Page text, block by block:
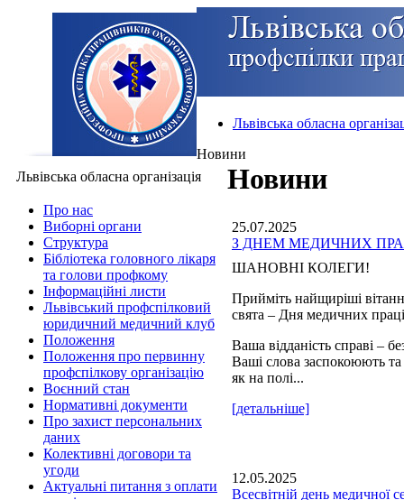
Львівська обласна
Новини
Львівська обласна організація
Про нас
Виборні органи
Структура
Бібліотека головного лікаря
та голови профкому
Інформаційні листи
Львівський профспілковий
юридичний медичний клуб
Положення
Положення про первинну
профспілкову організацію
Воєнний стан
Нормативні документи
Про захист персональних
даних
Колективні договори та
угоди
Актуальні питання з оплати
Новини
25.07.2025
З ДНЕМ МЕДИЧНИХ
ШАНОВНІ КОЛЕГИ!
Прийміть найщиріші
свята – Дня медичних
Ваша відданість справі –
Ваші слова заспокоюють
як на полі...
[детальніше]
12.05.2025
Всесвітній день медичної